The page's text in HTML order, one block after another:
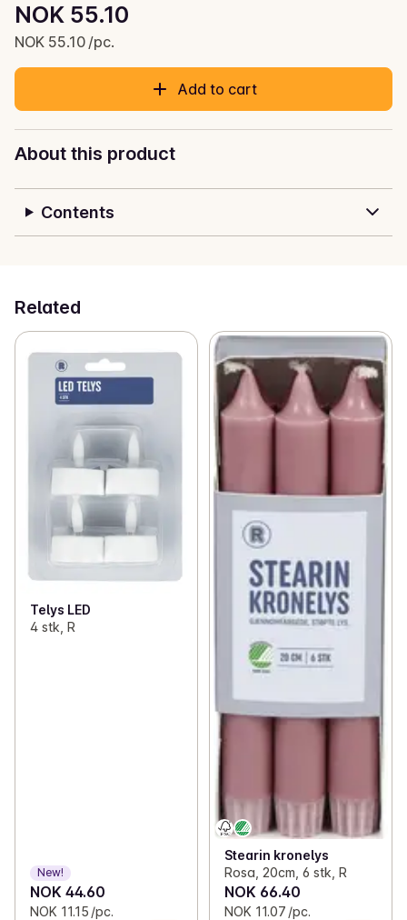
Current price is: NOK 55.10
NOK 55.10
NOK 55.10 /pc.
Unit price: NOK 55.10 /pc.
Add to cart
About this product
Contents
Related
Telys LED
4 stk, R
New!
NOK 44.60
NOK 11.15 /pc.
Stearin kronelys
Rosa, 20cm, 6 stk, R
NOK 66.40
NOK 11.07 /pc.